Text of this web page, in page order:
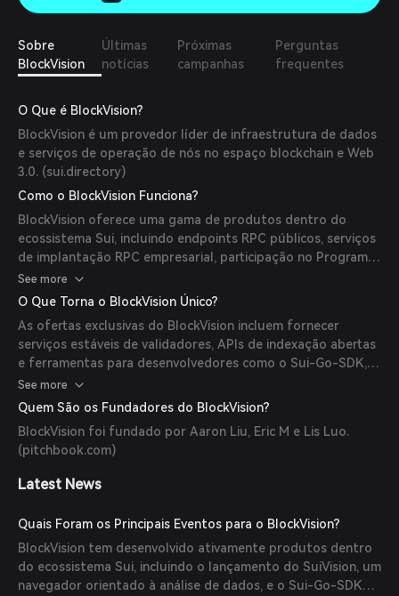
Sobre
BlockVision
Últimas
notícias
Próximas
campanhas
Perguntas
frequentes
O Que é BlockVision?
BlockVision é um provedor líder de infraestrutura de dados
e serviços de operação de nós no espaço blockchain e Web
3.0. (sui.directory)
Como o BlockVision Funciona?
BlockVision oferece uma gama de produtos dentro do
ecossistema Sui, incluindo endpoints RPC públicos, serviços
de implantação RPC empresarial, participação no Programa
de Validação Testnet, indexação de dados on-chain com
APIs abertas e desenvolvimento do SuiVision, um navegador
See more
O Que Torna o BlockVision Único?
As ofertas exclusivas do BlockVision incluem fornecer
serviços estáveis de validadores, APIs de indexação abertas
e ferramentas para desenvolvedores como o Sui-Go-SDK,
aprimorando a funcionalidade do ecossistema Sui.
(sui.directory
See more
Quem São os Fundadores do BlockVision?
BlockVision foi fundado por Aaron Liu, Eric M e Lis Luo.
(pitchbook.com)
Latest News
Quais Foram os Principais Eventos para o BlockVision?
BlockVision tem desenvolvido ativamente produtos dentro
do ecossistema Sui, incluindo o lançamento do SuiVision, um
navegador orientado à análise de dados, e o Sui-Go-SDK